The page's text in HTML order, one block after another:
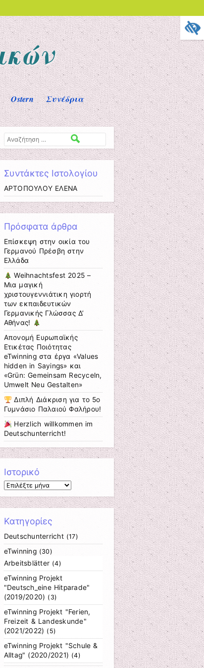
Ostern Συνέδρια
Αναζήτηση
Συντάκτες Ιστολογίου
ΑΡΤΟΠΟΥΛΟΥ ΕΛΕΝΑ
Πρόσφατα άρθρα
Επίσκεψη στην οικία του
Γερμανού Πρέσβη στην
Ελλάδα
Weihnachtsfest 2025 –
Μια μαγική
χριστουγεννιάτικη γιορτή
των εκπαιδευτικών
Γερμανικής Γλώσσας Δ’
Αθήνας!
Aπονομή Ευρωπαϊκής
Ετικέτας Ποιότητας
eTwinning στα έργα «Values
hidden in Sayings» και
«Grün: Gemeinsam Recyceln,
Umwelt Neu Gestalten»
Διπλή Διάκριση για το 5ο
Γυμνάσιο Παλαιού Φαλήρου!
Herzlich willkommen im
Deutschunterricht!
Ιστορικό
Ιστορικό
Κατηγορίες
Deutschunterricht(17)
eTwinning(30)
Arbeitsblätter (4)
eTwinning Projekt
"Deutsch_eine Hitparade"
(2019/2020) (3)
eTwinning Projekt "Ferien,
Freizeit & Landeskunde"
(2021/2022) (5)
eTwinning Projekt "Schule &
Alltag" (2020/2021) (4)